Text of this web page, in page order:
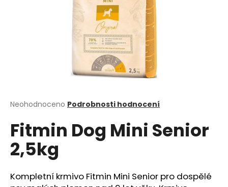
Průměrné
produktu
je
0,0
z
hvězdiček.
Neohodnoceno Podrobnosti hodnocení
Fitmin Dog Mini Senior
2,5kg
Kompletní krmivo Fitmin Mini Senior pro dospělé
?